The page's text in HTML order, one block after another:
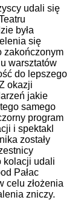
udali się
była
się
zakończonym
warsztatów
do lepszego
okazji
jakie
samego
program
i spektakl
zostały
kolacji udali
Pałac
celu złożenia
zniczy.